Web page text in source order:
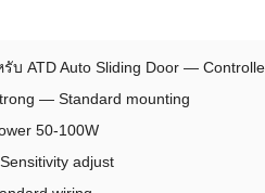
บ ATD Auto Sliding Door —
— Standard mounting
50-100W
adjust